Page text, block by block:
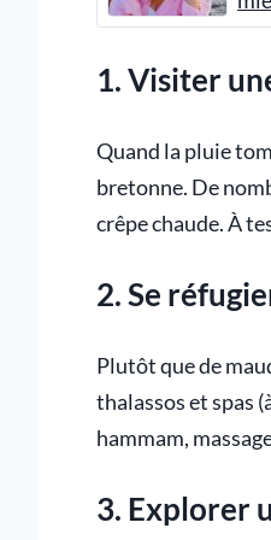
1. Visiter
Quand la pluie
bretonne. De
crêpe chaude. À
2. Se
Plutôt que de
thalassos et spas
hammam,
3. Explorer